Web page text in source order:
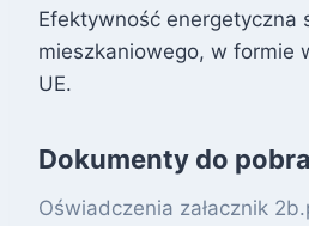
Efektywność energetyczna
mieszkaniowego, w formie
UE.
Dokumenty do
Oświadczenia załacznik